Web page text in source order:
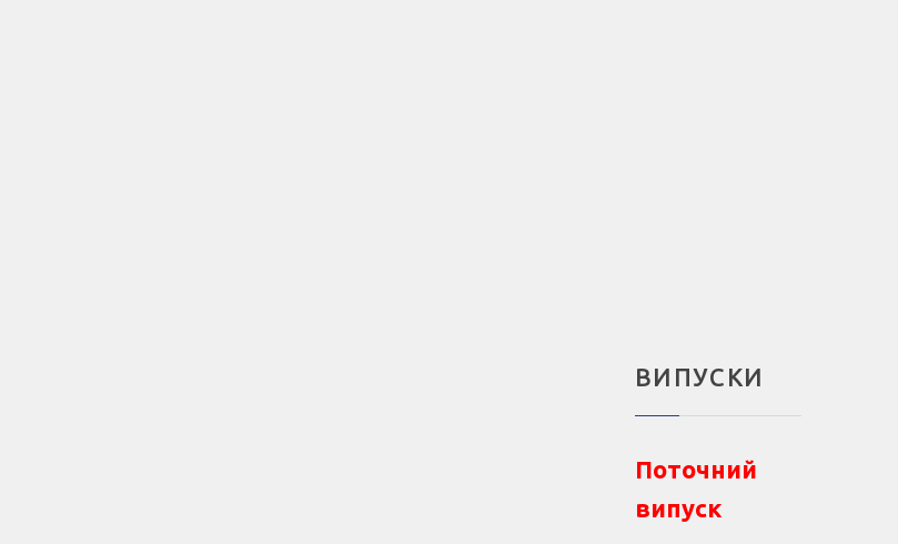
ВИПУСКИ
Поточний
випуск